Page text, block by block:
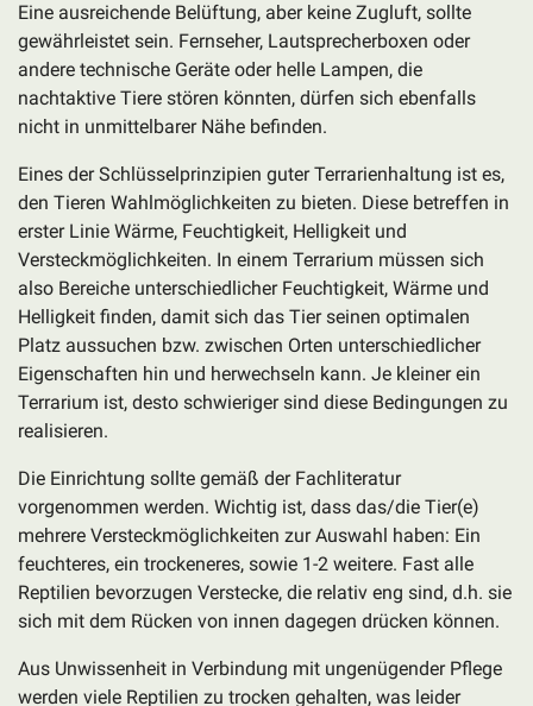
Eine ausreichende Belüftung, aber keine Zugluft, sollte
gewährleistet sein. Fernseher, Lautsprecherboxen oder
andere technische Geräte oder helle Lampen, die
nachtaktive Tiere stören könnten, dürfen sich ebenfalls
nicht in unmittelbarer Nähe befinden.
Eines der Schlüsselprinzipien guter Terrarienhaltung ist es,
den Tieren Wahlmöglichkeiten zu bieten. Diese betreffen in
erster Linie Wärme, Feuchtigkeit, Helligkeit und
Versteckmöglichkeiten. In einem Terrarium müssen sich
also Bereiche unterschiedlicher Feuchtigkeit, Wärme und
Helligkeit finden, damit sich das Tier seinen optimalen
Platz aussuchen bzw. zwischen Orten unterschiedlicher
Eigenschaften hin und herwechseln kann. Je kleiner ein
Terrarium ist, desto schwieriger sind diese Bedingungen zu
realisieren.
Die Einrichtung sollte gemäß der Fachliteratur
vorgenommen werden. Wichtig ist, dass das/die Tier(e)
mehrere Versteckmöglichkeiten zur Auswahl haben: Ein
feuchteres, ein trockeneres, sowie 1-2 weitere. Fast alle
Reptilien bevorzugen Verstecke, die relativ eng sind, d.h. sie
sich mit dem Rücken von innen dagegen drücken können.
Aus Unwissenheit in Verbindung mit ungenügender Pflege
werden viele Reptilien zu trocken gehalten, was leider